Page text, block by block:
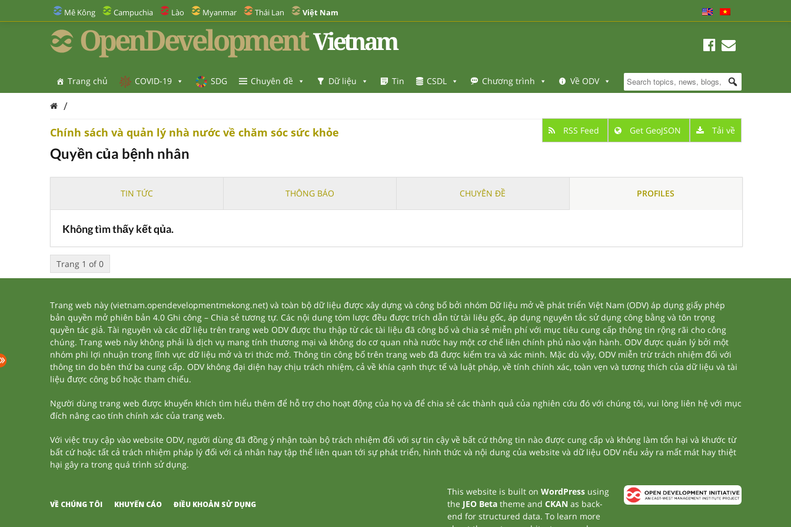
Mê Kông Campuchia Lào Myanmar Thái Lan Việt Nam
OpenDevelopment Vietnam
Trang chủ COVID-19 SDG Chuyên đề Dữ liệu Tin CSDL Chương trình Về ODV
/
Chính sách và quản lý nhà nước về chăm sóc sức khỏe
Quyền của bệnh nhân
RSS Feed Get GeoJSON Tải về
TIN TỨC THÔNG BÁO CHUYÊN ĐỀ PROFILES
Không tìm thấy kết qủa.
Trang 1 of 0
Trang web này (vietnam.opendevelopmentmekong.net) và toàn bộ dữ liệu được xây dựng và công bố bởi nhóm Dữ liệu mở về phát triển Việt Nam (ODV) áp dụng giấy phép
bản quyền mở phiên bản 4.0 Ghi công – Chia sẻ tương tự. Các nội dung tóm lược đều được trích dẫn từ tài liêu gốc, áp dụng nguyên tắc sử dụng công bằng và tôn trọng
quyền tác giả. Tài nguyên và các dữ liệu trên trang web ODV được thu thập từ các tài liệu đã công bố và chia sẻ miễn phí với mục tiêu cung cấp thông tin rộng rãi cho công
chúng. Trang web này không phải là dịch vụ mang tính thương mại và không do cơ quan nhà nước hay một cơ chế liên chính phủ nào vận hành. ODV được quản lý bởi một
nhóm phi lợi nhuận trong lĩnh vực dữ liệu mở và tri thức mở. Thông tin công bố trên trang web đã được kiểm tra và xác minh. Mặc dù vậy, ODV miễn trừ trách nhiệm đối với
thông tin do bên thứ ba cung cấp. ODV không đại diện hay chịu trách nhiệm, cả về khía cạnh thực tế và luật pháp, về tính chính xác, toàn vẹn và tương thích của dữ liệu và tài
liệu được công bố hoặc tham chiếu.
Người dùng trang web được khuyến khích tìm hiểu thêm để hỗ trợ cho hoạt động của họ và để chia sẻ các thành quả của nghiên cứu đó với chúng tôi, vui lòng liên hệ với mục
đích nâng cao tính chính xác của trang web.
Với việc truy cập vào website ODV, người dùng đã đồng ý nhận toàn bộ trách nhiệm đối với sự tin cậy về bất cứ thông tin nào được cung cấp và không làm tổn hại và khước từ
bất cứ hoặc tất cả trách nhiệm pháp lý đối với cá nhân hay tập thể liên quan tới sự phát triển, hình thức và nội dung của website và dữ liệu ODV nếu xảy ra mất mát hay thiệt
hại gây ra trong quá trình sử dụng.
VỀ CHÚNG TÔI KHUYẾN CÁO ĐIỀU KHOẢN SỬ DỤNG
This website is built on WordPressusing
the JEO Betatheme and CKANas back-
end for structured data. To learn more